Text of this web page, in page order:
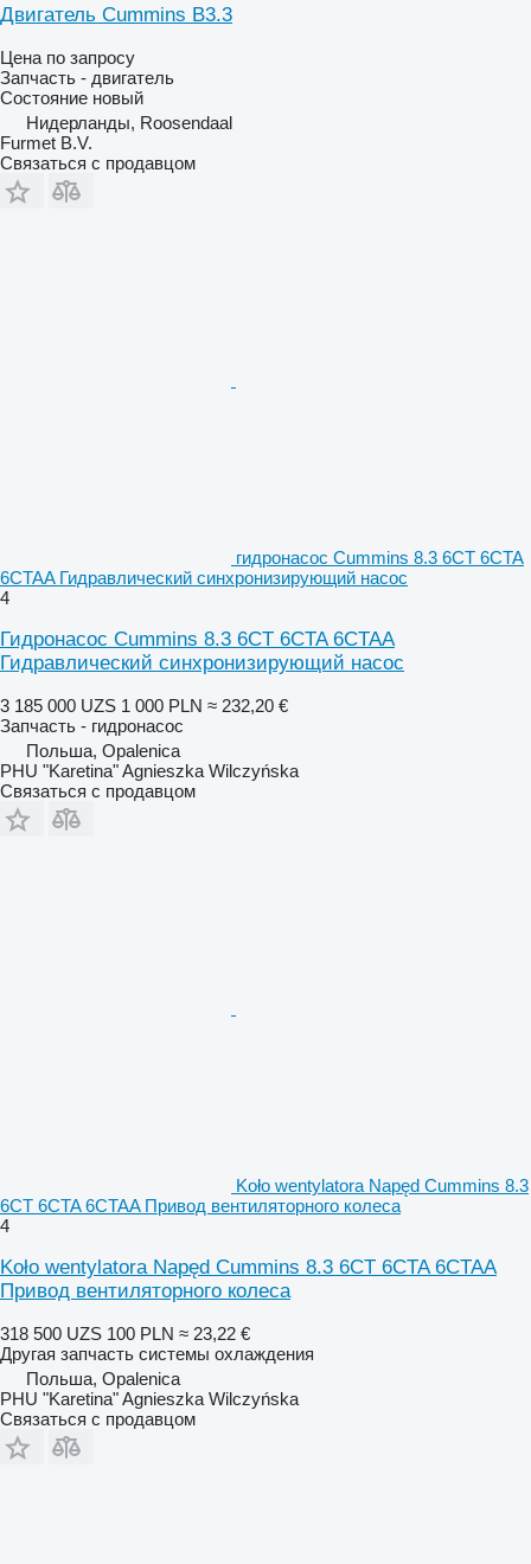
Двигатель Cummins B3.3
Цена по запросу
Запчасть - двигатель
Состояние новый
Нидерланды, Roosendaal
Furmet B.V.
Связаться с продавцом
гидронасос Cummins 8.3 6CT 6CTA
6CTAA Гидравлический синхронизирующий насос
4
Гидронасос Cummins 8.3 6CT 6CTA 6CTAA
Гидравлический синхронизирующий насос
3 185 000 UZS 1 000 PLN ≈ 232,20 €
Запчасть - гидронасос
Польша, Opalenica
PHU "Karetina" Agnieszka Wilczyńska
Связаться с продавцом
Koło wentylatora Napęd Cummins 8.3
6CT 6CTA 6CTAA Привод вентиляторного колеса
4
Koło wentylatora Napęd Cummins 8.3 6CT 6CTA 6CTAA
Привод вентиляторного колеса
318 500 UZS 100 PLN ≈ 23,22 €
Другая запчасть системы охлаждения
Польша, Opalenica
PHU "Karetina" Agnieszka Wilczyńska
Связаться с продавцом